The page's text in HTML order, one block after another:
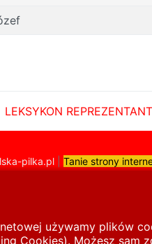
LEKSYKON
pilka.pl Tanie strony
używamy plików
Cookies). Możesz sam